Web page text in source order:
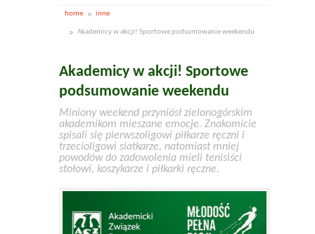
home inne
Akademicy w akcji! Sportowe podsumowanie weekendu
Akademicy w akcji! Sportowe
podsumowanie weekendu
Miniony weekend przyniósł zielonogórskim
akademikom mieszane emocje. Znakomicie
spisali się pierwszoligowi piłkarze ręczni i
trzecioligowi siatkarze, natomiast mniej
powodów do zadowolenia mieli tenisiści
stołowi, koszykarze i piłkarki ręczne.